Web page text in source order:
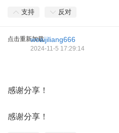
支持 反对
点击重新加载woaijiliang666
2024-11-5 17:29:14
感谢分享！
感谢分享！